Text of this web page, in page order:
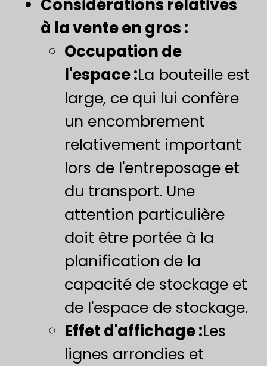
Considérations relatives
à la vente en gros :
Occupation de
l'espace :La bouteille est
large, ce qui lui confère
un encombrement
relativement important
lors de l'entreposage et
du transport. Une
attention particulière
doit être portée à la
planification de la
capacité de stockage et
de l'espace de stockage.
Effet d'affichage :Les
lignes arrondies et